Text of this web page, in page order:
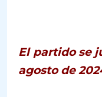
El partido se
agosto de